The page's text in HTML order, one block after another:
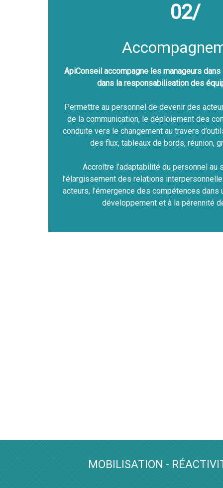
02/
ApiConseil accompagne les manageurs
dans la responsabilisation des
Permettre au personnel de devenir des
de la communication, le déploiement des
conduite vers le changement au travers
des flux, tableaux de bords, réunion,
Accroître l’adaptabilité du personnel au
l’élargissement des relations
acteurs, l’émergence des compétences dans
développement et à la pérennité
MOBILISATION -